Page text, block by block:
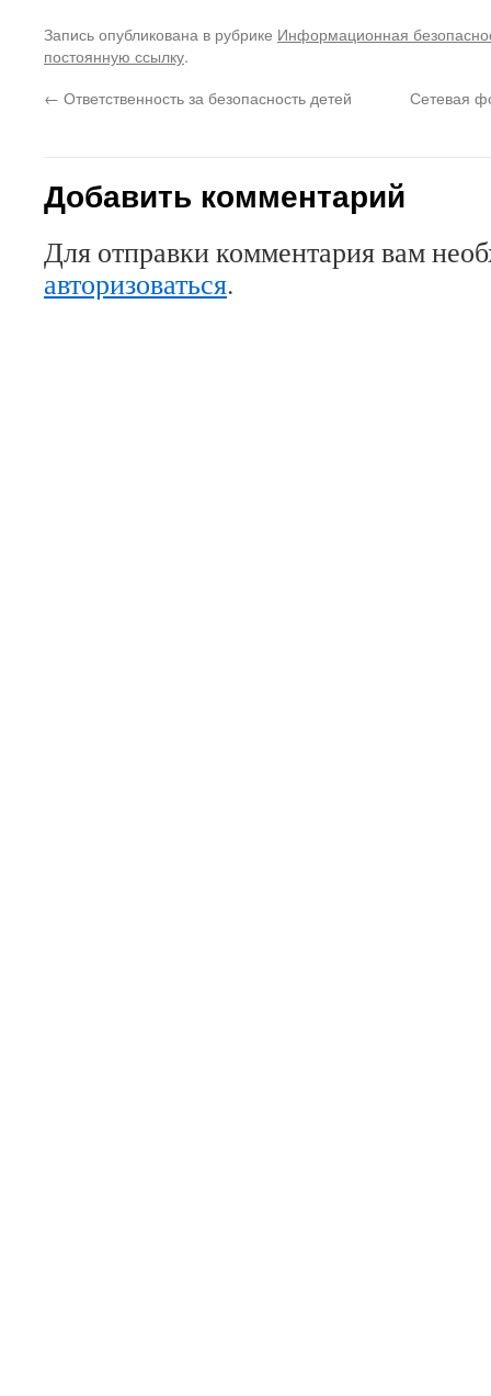
Запись опубликована в рубрике Информационная
постоянную ссылку.
← Ответственность за безопасность детей Сетевая
Добавить комментарий
Для отправки комментария вам
авторизоваться.